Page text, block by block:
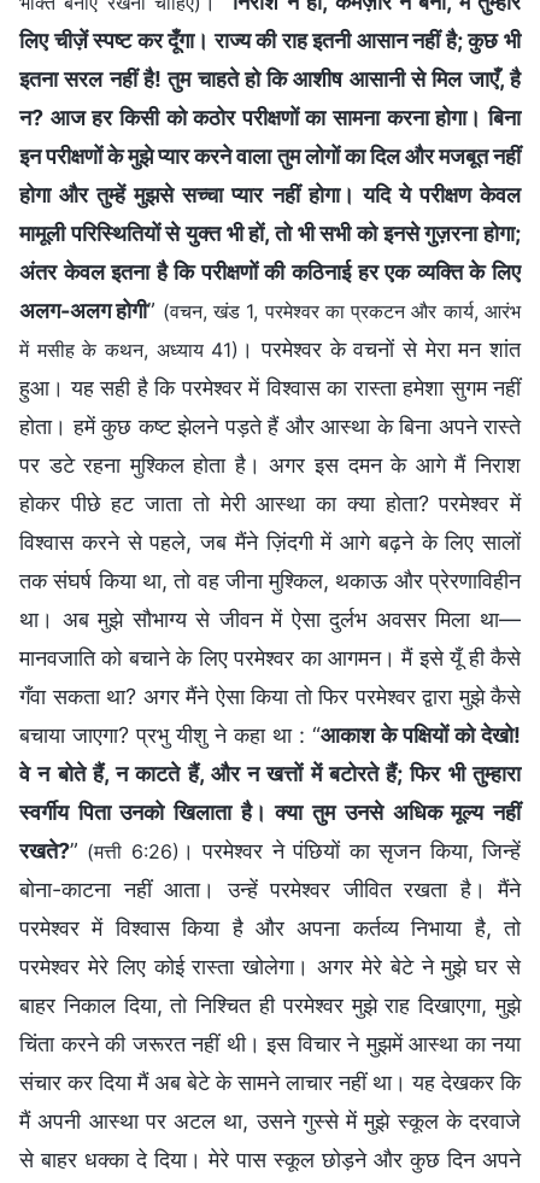
लिए चीज़ें स्पष्ट कर दूँगा। राज्य की राह इतनी आसान नहीं है; कुछ भी
इतना सरल नहीं है! तुम चाहते हो कि आशीष आसानी से मिल जाएँ, है
न? आज हर किसी को कठोर परीक्षणों का सामना करना होगा। बिना
इन परीक्षणों के मुझे प्यार करने वाला तुम लोगों का दिल और मजबूत नहीं
होगा और तुम्हें मुझसे सच्चा प्यार नहीं होगा। यदि ये परीक्षण केवल
मामूली परिस्थितियों से युक्त भी हों, तो भी सभी को इनसे गुज़रना होगा;
अंतर केवल इतना है कि परीक्षणों की कठिनाई हर एक व्यक्ति के लिए
अलग-अलग होगी” (वचन, खंड 1, परमेश्वर का प्रकटन और कार्य, आरंभ
में मसीह के कथन, अध्याय 41) । परमेश्वर के वचनों से मेरा मन शांत
हुआ। यह सही है कि परमेश्वर में विश्वास का रास्ता हमेशा सुगम नहीं
होता। हमें कुछ कष्ट झेलने पड़ते हैं और आस्था के बिना अपने रास्ते
पर डटे रहना मुश्किल होता है। अगर इस दमन के आगे मैं निराश
होकर पीछे हट जाता तो मेरी आस्था का क्या होता? परमेश्वर में
विश्वास करने से पहले, जब मैंने ज़िंदगी में आगे बढ़ने के लिए सालों
तक संघर्ष किया था, तो वह जीना मुश्किल, थकाऊ और प्रेरणाविहीन
था। अब मुझे सौभाग्य से जीवन में ऐसा दुर्लभ अवसर मिला था—
मानवजाति को बचाने के लिए परमेश्वर का आगमन। मैं इसे यूँ ही कैसे
गँवा सकता था? अगर मैंने ऐसा किया तो फिर परमेश्वर द्वारा मुझे कैसे
बचाया जाएगा? प्रभु यीशु ने कहा था : “आकाश के पक्षियों को देखो!
वे न बोते हैं, न काटते हैं, और न खत्तों में बटोरते हैं; फिर भी तुम्हारा
स्वर्गीय पिता उनको खिलाता है। क्या तुम उनसे अधिक मूल्य नहीं
रखते?” (मत्ती 6:26) । परमेश्वर ने पंछियों का सृजन किया, जिन्हें
बोना-काटना नहीं आता। उन्हें परमेश्वर जीवित रखता है। मैंने
परमेश्वर में विश्वास किया है और अपना कर्तव्य निभाया है, तो
परमेश्वर मेरे लिए कोई रास्ता खोलेगा। अगर मेरे बेटे ने मुझे घर से
बाहर निकाल दिया, तो निश्चित ही परमेश्वर मुझे राह दिखाएगा, मुझे
चिंता करने की जरूरत नहीं थी। इस विचार ने मुझमें आस्था का नया
संचार कर दिया मैं अब बेटे के सामने लाचार नहीं था। यह देखकर कि
मैं अपनी आस्था पर अटल था, उसने गुस्से में मुझे स्कूल के दरवाजे
से बाहर धक्का दे दिया। मेरे पास स्कूल छोड़ने और कुछ दिन अपने